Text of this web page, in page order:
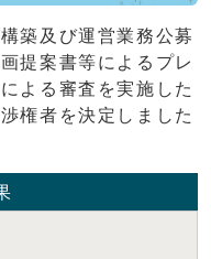
築及び運営業務公募
提案書等によるプレ
よる審査を実施した
権者を決定しました